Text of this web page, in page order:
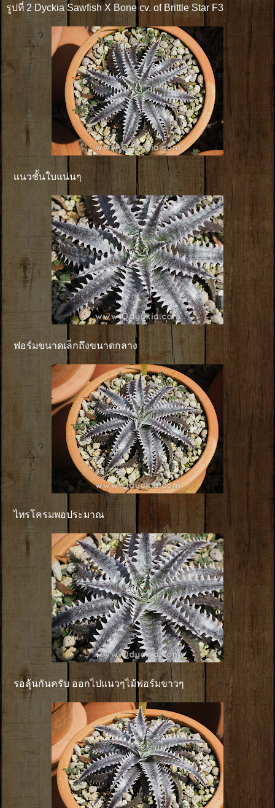
รูปที่ 2 Dyckia Sawfish X Bone cv. of Brittle Star F3
แนวชั้นใบแน่นๆ
ฟอร์มขนาดเล็กถึงขนาดกลาง
ไทรโครมพอประมาณ
รอลุ้นกันครับ ออกไปแนวๆไม้ฟอร์มขาวๆ